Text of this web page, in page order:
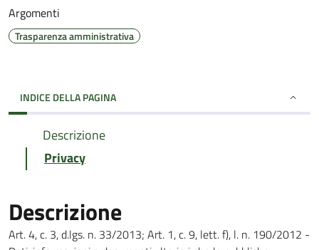
Argomenti
Trasparenza amministrativa
INDICE DELLA PAGINA
Descrizione
Privacy
Descrizione
Art. 4, c. 3, d.lgs. n. 33/2013; Art. 1, c. 9, lett. f), l. n. 190/2012 -